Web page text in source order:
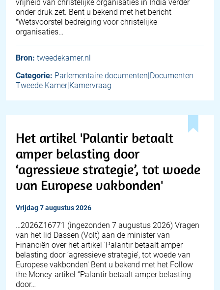
vrijheid van christelijke organisaties in India verder
onder druk zet. Bent u bekend met het bericht
"Wetsvoorstel bedreiging voor christelijke
organisaties…
Bron: tweedekamer.nl
Categorie: Parlementaire documenten|Documenten
Tweede Kamer|Kamervraag
Het artikel 'Palantir betaalt
amper belasting door
‘agressieve strategie’, tot woede
van Europese vakbonden'
vrijdag 7 augustus 2026
… 2026Z16771 (ingezonden 7 augustus 2026) Vragen
van het lid Dassen (Volt) aan de minister van
Financiën over het artikel 'Palantir betaalt amper
belasting door ‘agressieve strategie’, tot woede van
Europese vakbonden' Bent u bekend met het Follow
the Money-artikel “Palantir betaalt amper belasting
door…